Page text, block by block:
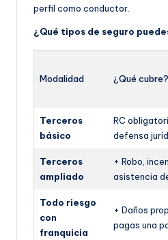
perfil como conductor.
¿Qué tipos de seguro
Modalidad ¿Qué cubre?
Terceros
básico
RC
defensa
Terceros
ampliado
+ Robo,
asistencia
Todo riesgo
con
franquicia
+ Daños
pagas una